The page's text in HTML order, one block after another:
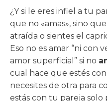
¿Y si le eres infiel a tu
que no «amas», sino
atraída o sientes el
Eso no es amar “ni con
amor superficial” si no
cual hace que estés
necesites de otra para
estás con tu pareja solo